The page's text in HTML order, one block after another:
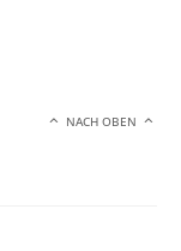
NACH OBEN